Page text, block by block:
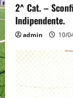
2^ Cat. –
Indipendente.
admin 10/